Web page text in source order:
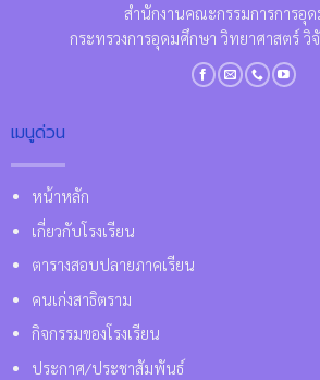
สำนักงานคณะกรรมการการอุ
กระทรวงการอุดมศึกษา วิทยาศาสตร์ วิ
เมนูด่วน
หน้าหลัก
เกี่ยวกับโรงเรียน
ตารางสอบปลายภาคเรียน
คนเก่งสาธิตราม
กิจกรรมของโรงเรียน
ประกาศ/ประชาสัมพันธ์